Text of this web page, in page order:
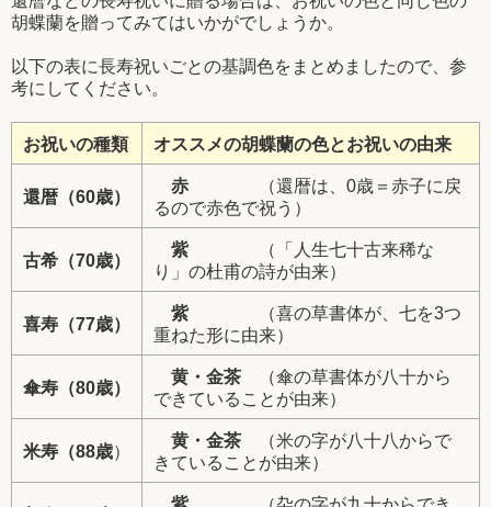
胡蝶蘭を贈ってみてはいかがでしょうか。
以下の表に長寿祝いごとの基調色をまとめましたので、参
考にしてください。
お祝いの種類 オススメの胡蝶蘭の色とお祝いの由来
還暦（60歳）
赤
（還暦は、0歳＝赤子に戻
るので赤色で祝う）
古希（70歳）
紫
（「人生七十古来稀な
り」の杜甫の詩が由来）
喜寿（77歳）
紫
（喜の草書体が、七を3つ
重ねた形に由来）
傘寿（80歳）
黄・金茶
（傘の草書体が八十から
できていることが由来）
米寿（88歳）
黄・金茶
（米の字が八十八からで
きていることが由来）